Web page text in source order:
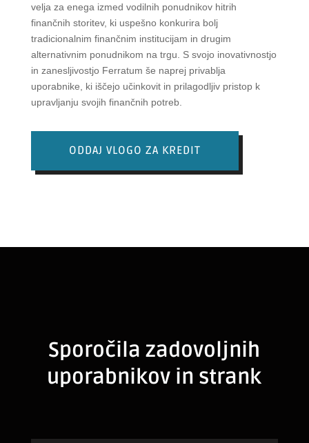
velja za enega izmed vodilnih ponudnikov hitrih
finančnih storitev, ki uspešno konkurira bolj
tradicionalnim finančnim institucijam in drugim
alternativnim ponudnikom na trgu. S svojo inovativnostjo
in zanesljivostjo Ferratum še naprej privablja
uporabnike, ki iščejo učinkovit in prilagodljiv pristop k
upravljanju svojih finančnih potreb.
ODDAJ VLOGO ZA KREDIT
Sporočila zadovoljnih
uporabnikov in strank